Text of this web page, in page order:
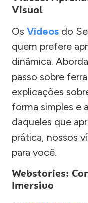
Visual
Os Vídeos do
quem prefere
dinâmica.
passo sobre
explicações
forma simples e
daqueles que
prática, nossos
para você.
Webstories:
Imersivo